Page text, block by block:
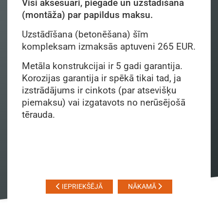
Visi aksesuāri, piegāde un uzstādīšana
(montāža) par papildus maksu.
Uzstādīšana (betonēšana) šīm
kompleksam izmaksās aptuveni 265 EUR.
Metāla konstrukcijai ir 5 gadi garantija.
Korozijas garantija ir spēkā tikai tad, ja
izstrādājums ir cinkots (par atsevišķu
piemaksu) vai izgatavots no nerūsējošā
tērauda.
IEPRIEKŠĒJĀ NĀKAMĀ